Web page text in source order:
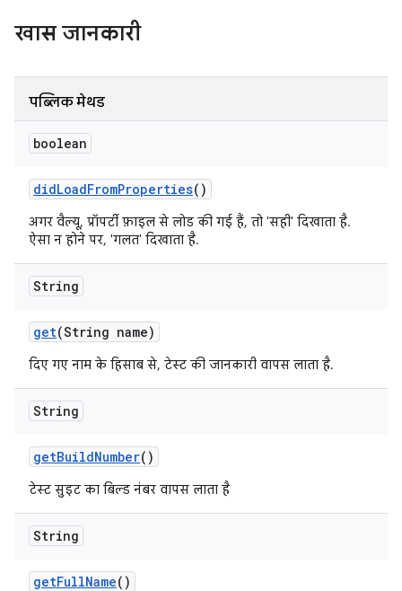
खास जानकारी
पब्लिक मेथड
boolean
didLoadFromProperties()
अगर वैल्यू, प्रॉपर्टी फ़ाइल से लोड की गई हैं, तो 'सही' दिखाता है.
ऐसा न होने पर, 'गलत' दिखाता है.
String
get(String name)
दिए गए नाम के हिसाब से, टेस्ट की जानकारी वापस लाता है.
String
getBuildNumber()
टेस्ट सुइट का बिल्ड नंबर वापस लाता है
String
getFullName()